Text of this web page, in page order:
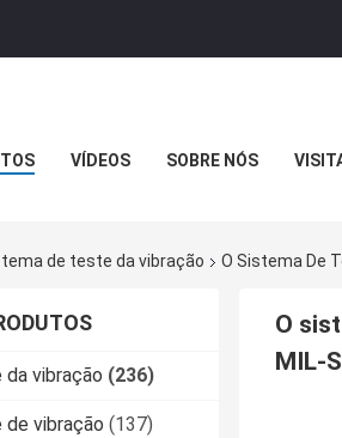
VÍDEOS SOBRE NÓS
de teste da vibração O Sistema De
vibração (236)
de vibração (137)
O
MIL-